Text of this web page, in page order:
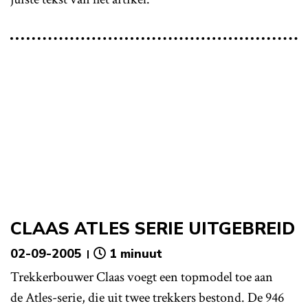
CLAAS ATLES SERIE UITGEBREID
02-09-2005 1 minuut
Trekkerbouwer Claas voegt een topmodel toe aan
de Atles-serie, die uit twee trekkers bestond. De 946